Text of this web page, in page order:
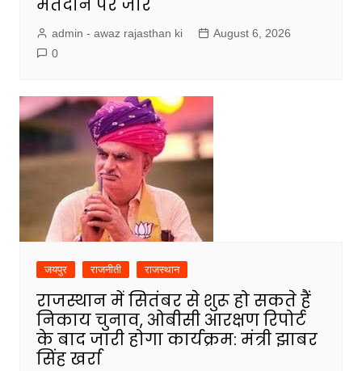
मतदान पर जोर
admin - awaz rajasthan ki
August 6, 2026
0
जयपुर राजनीती राजस्थान
राजस्थान में सितंबर से शुरू हो सकते हैं
निकाय चुनाव, ओबीसी आरक्षण रिपोर्ट
के बाद जारी होगा कार्यक्रम: मंत्री झाबर
सिंह खर्रा